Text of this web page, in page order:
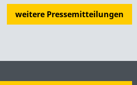
weitere Pressemitteilungen